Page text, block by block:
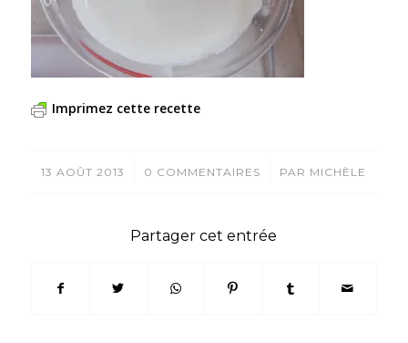
Imprimez cette recette
13 AOÛT 2013
/ 0 COMMENTAIRES
/ PAR MICHÈLE
Partager cet entrée